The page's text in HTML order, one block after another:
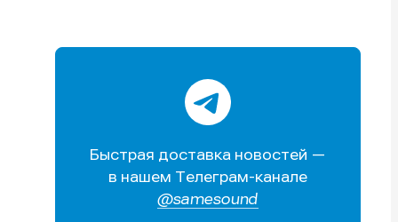
Быстрая доставка новостей —
в нашем Телеграм-канале
@samesound